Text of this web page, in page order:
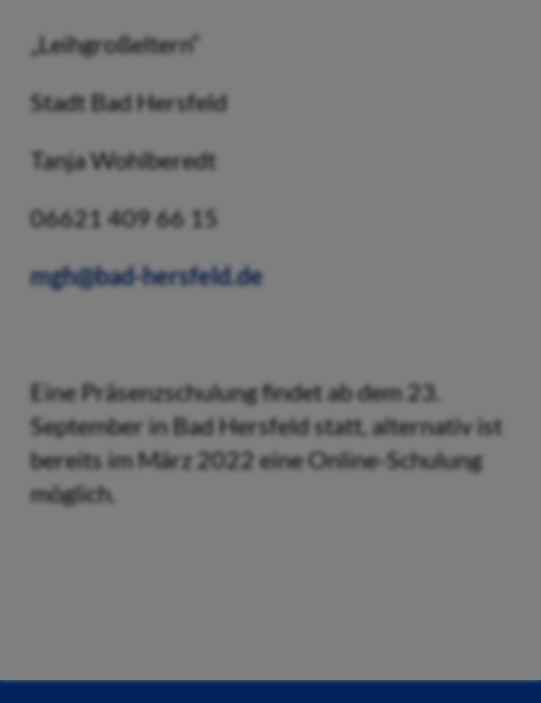
„Leihgroßeltern“
Stadt Bad Hersfeld
Tanja Wohlberedt
06621 409 66 15
mgh@bad-hersfeld.de
Eine Präsenzschulung findet ab dem 23.
September in Bad Hersfeld statt, alternativ ist
bereits im März 2022 eine Online-Schulung
möglich.